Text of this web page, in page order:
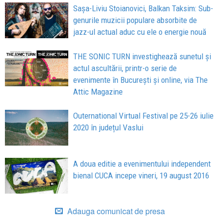
Sașa-Liviu Stoianovici, Balkan Taksim: Sub-
genurile muzicii populare absorbite de
jazz-ul actual aduc cu ele o energie nouă
THE SONIC TURN investighează sunetul și
actul ascultării, printr-o serie de
evenimente în București și online, via The
Attic Magazine
Outernational Virtual Festival pe 25-26 iulie
2020 în județul Vaslui
A doua editie a evenimentului independent
bienal CUCA incepe vineri, 19 august 2016
Adauga comunicat de presa